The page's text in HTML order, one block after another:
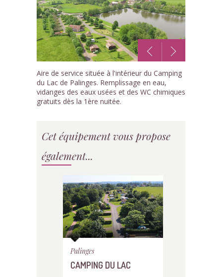
carnet
1 /1
Aire de service située à l'intérieur du Camping
du Lac de Palinges. Remplissage en eau,
vidanges des eaux usées et des WC chimiques
gratuits dès la 1ère nuitée.
Cet équipement vous propose
également...
Palinges
CAMPING DU LAC